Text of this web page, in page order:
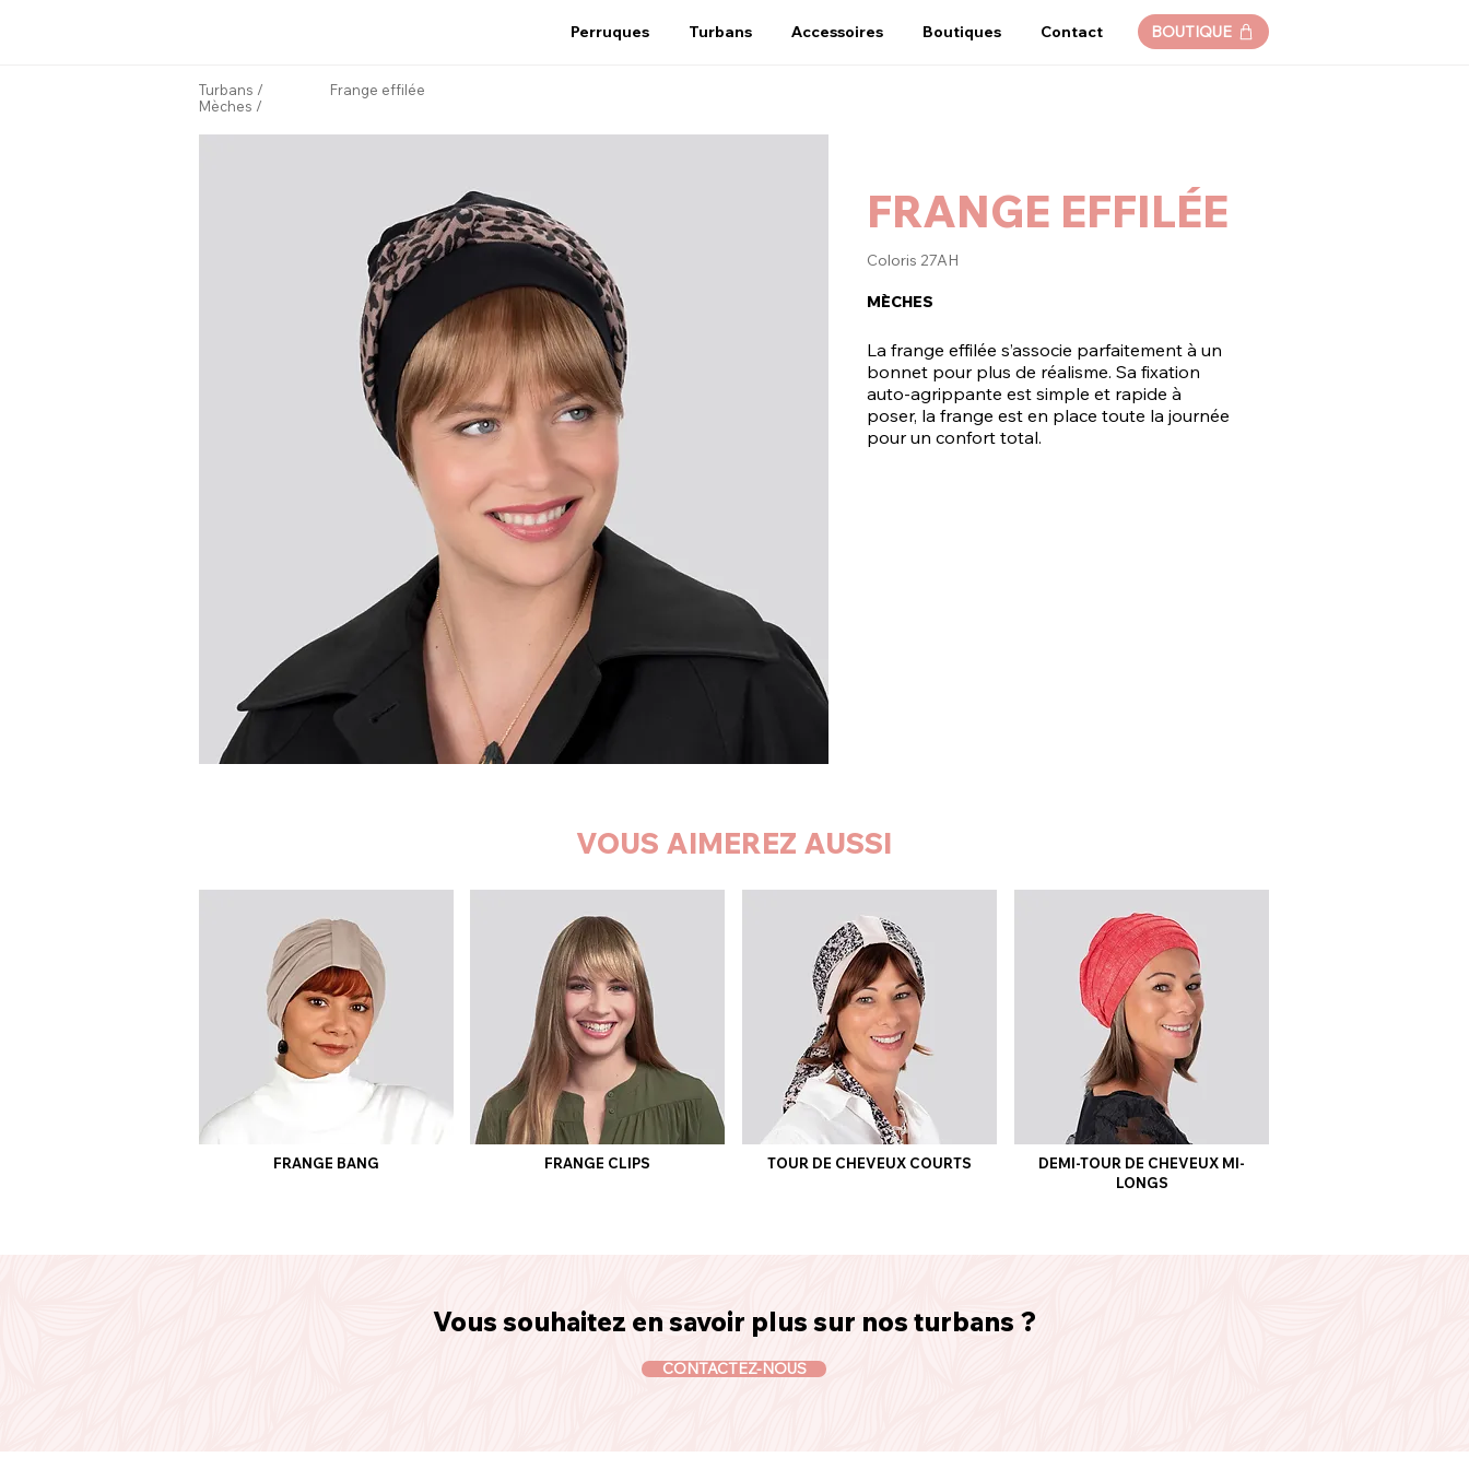
Perruques Turbans Accessoires Boutiques Contact BOUTIQUE
Turbans /
Mèches /
Frange effilée
FRANGE EFFILÉE
Coloris 27AH
MÈCHES
La frange effilée s’associe parfaitement à un
bonnet pour plus de réalisme. Sa fixation
auto-agrippante est simple et rapide à
poser, la frange est en place toute la journée
pour un confort total.
VOUS AIMEREZ AUSSI
FRANGE BANG FRANGE CLIPS TOUR DE CHEVEUX COURTS
DEMI-TOUR DE CHEVEUX MI-
LONGS
Vous souhaitez en savoir plus sur nos turbans ?
CONTACTEZ-NOUS